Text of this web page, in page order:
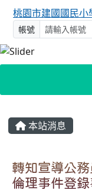
桃園市建國國民小
帳號
主內容區域
本站消息
轉知宣導公
倫理事件登錄